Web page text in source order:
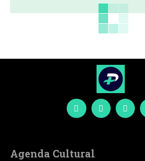
Agenda Cultural